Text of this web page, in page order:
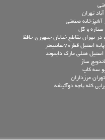
تهران
صنعتی
ستاره و گل
تهران تقاطع خیابان جمهوری حافظ
قطر70سانتیمتر
هتلی مارک دایموند
ساز
سه کاپ
مرزداران
کله پاچه دوآتیشه